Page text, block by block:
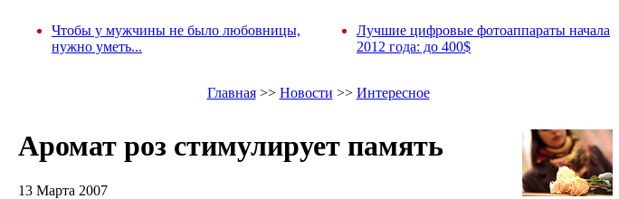
Чтобы у мужчины не было любовницы,
нужно уметь...
Лучшие цифровые фотоаппараты начала
2012 года: до 400$
Главная>> Новости >> Интересное
Аромат роз стимулирует память
13 Марта 2007